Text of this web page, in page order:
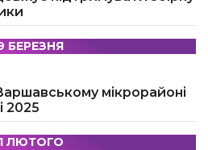
БЕРЕЗНЯ
мікрорайоні
2025
ЛЮТОГО